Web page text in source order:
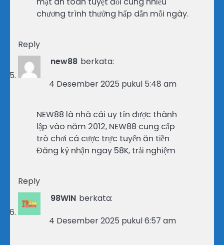
chương trình thưởng hấp dẫn mỗi ngày.
Reply
new88 berkata:
4 Desember 2025 pukul 5:48 am
NEW88 là nhà cái uy tín được thành
lập vào năm 2012, NEW88 cung cấp
trò chơi cá cược trực tuyến ăn tiền
Đăng ký nhận ngay 58K, trải nghiệm
Reply
98WIN berkata:
4 Desember 2025 pukul 6:57 am